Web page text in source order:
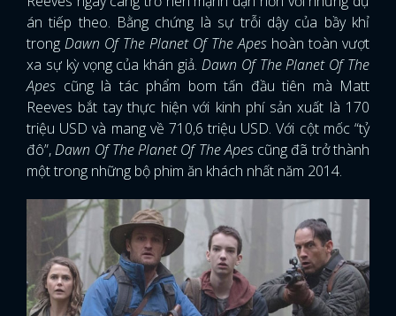
án tiếp theo. Bằng chứng là sự trỗi dậy của bầy khỉ
trong Dawn Of The Planet Of The Apes hoàn toàn vượt
xa sự kỳ vọng của khán giả. Dawn Of The Planet Of The
Apes cũng là tác phẩm bom tấn đầu tiên mà Matt
Reeves bắt tay thực hiện với kinh phí sản xuất là 170
triệu USD và mang về 710,6 triệu USD. Với cột mốc “tỷ
đô”,Dawn Of The Planet Of The Apescũng đã trở thành
một trong những bộ phim ăn khách nhất năm 2014.